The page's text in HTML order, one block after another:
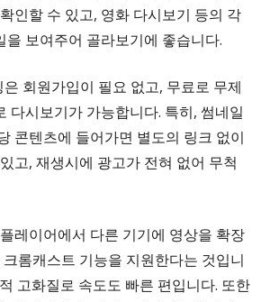
인할 수 있고, 영화 다시보기 등의 각
을 보여주어 골라보기에 좋습니다.
회원가입이 필요 없고, 무료로 무제
다시보기가 가능합니다. 특히, 썸네일
콘텐츠에 들어가면 별도의 링크 없이
고, 재생시에 광고가 전혀 없어 무척
레이어에서 다른 기기에 영상을 확장
롬캐스트 기능을 지원한다는 것입니
고화질로 속도도 빠른 편입니다. 또한